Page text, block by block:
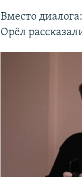
Вместо
Орёл